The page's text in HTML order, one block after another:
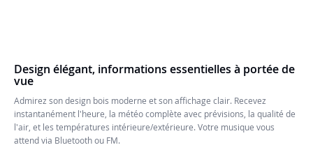
Design élégant, informations essentielles à portée de
vue
Admirez son design bois moderne et son affichage clair. Recevez
instantanément l'heure, la météo complète avec prévisions, la qualité de
l'air, et les températures intérieure/extérieure. Votre musique vous
attend via Bluetooth ou FM.